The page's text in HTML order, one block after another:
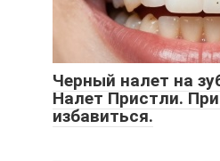
Черный налет на
Налет Пристли.
избавиться.